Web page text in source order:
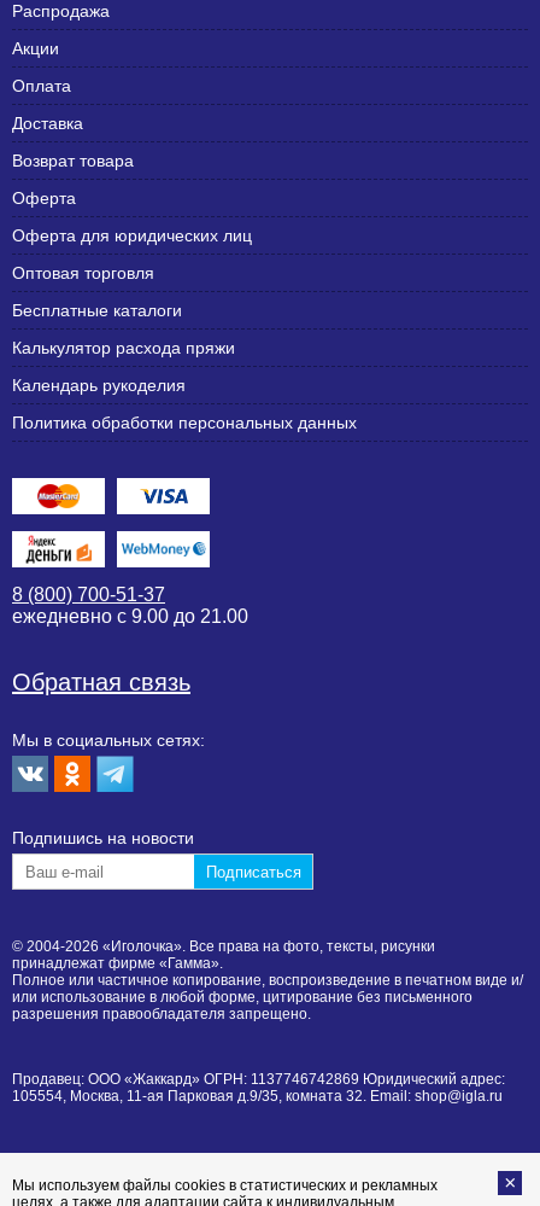
Распродажа
Акции
Оплата
Доставка
Возврат товара
Оферта
Оферта для юридических лиц
Оптовая торговля
Бесплатные каталоги
Калькулятор расхода пряжи
Календарь рукоделия
Политика обработки персональных данных
8 (800) 700-51-37
ежедневно с 9.00 до 21.00
Обратная связь
Мы в социальных сетях:
Подпишиcь на новости
© 2004-2026 «Иголочка». Все права на фото, тексты, рисунки
принадлежат фирме «Гамма».
Полное или частичное копирование, воспроизведение в печатном виде и/
или использование в любой форме, цитирование без письменного
разрешения правообладателя запрещено.
Продавец: ООО «Жаккард» ОГРН: 1137746742869 Юридический адрес:
105554, Москва, 11-ая Парковая д.9/35, комната 32. Email: shop@igla.ru
Мы используем файлы cookies в статистических и рекламных
целях, а также для адаптации сайта к индивидуальным